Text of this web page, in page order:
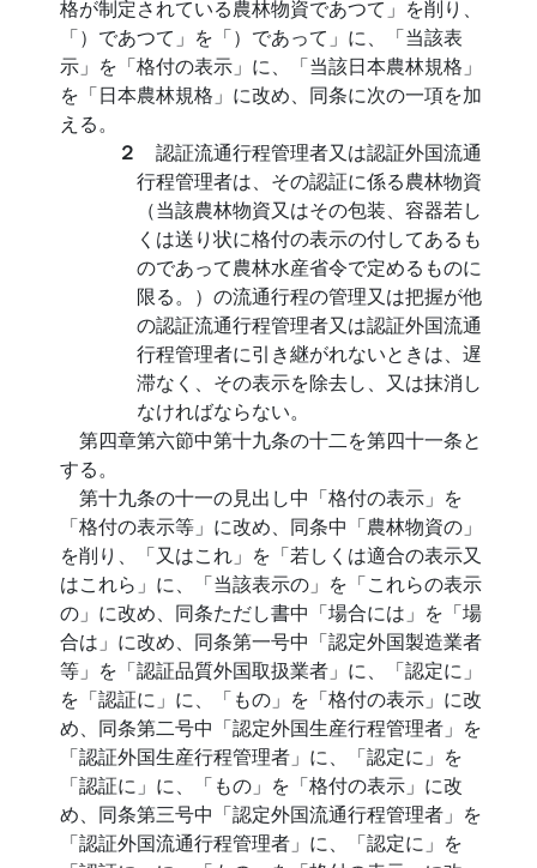
格が制定されている農林物資であつて」を削り、
「）であつて」を「）であって」に、「当該表
示」を「格付の表示」に、「当該日本農林規格」
を「日本農林規格」に改め、同条に次の一項を加
える。
２ 認証流通行程管理者又は認証外国流通
行程管理者は、その認証に係る農林物資
（当該農林物資又はその包装、容器若し
くは送り状に格付の表示の付してあるも
のであって農林水産省令で定めるものに
限る。）の流通行程の管理又は把握が他
の認証流通行程管理者又は認証外国流通
行程管理者に引き継がれないときは、遅
滞なく、その表示を除去し、又は抹消し
なければならない。
第四章第六節中第十九条の十二を第四十一条と
する。
第十九条の十一の見出し中「格付の表示」を
「格付の表示等」に改め、同条中「農林物資の」
を削り、「又はこれ」を「若しくは適合の表示又
はこれら」に、「当該表示の」を「これらの表示
の」に改め、同条ただし書中「場合には」を「場
合は」に改め、同条第一号中「認定外国製造業者
等」を「認証品質外国取扱業者」に、「認定に」
を「認証に」に、「もの」を「格付の表示」に改
め、同条第二号中「認定外国生産行程管理者」を
「認証外国生産行程管理者」に、「認定に」を
「認証に」に、「もの」を「格付の表示」に改
め、同条第三号中「認定外国流通行程管理者」を
「認証外国流通行程管理者」に、「認定に」を